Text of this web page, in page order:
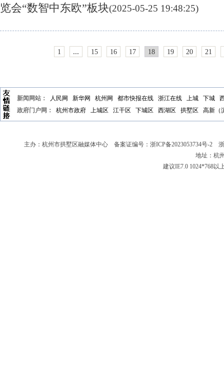
览会“数智中东欧”板块(2025-05-25 19:48:25)
1 ... 15 16 17 18 19 20 21
新闻网站： 人民网 新华网 杭州网 都市快报在线 浙江在线 上城 下城
政府门户网：
杭州市政府 上城区 江干区 下城区 西湖区 拱墅区 高新（
主办：杭州市拱墅区融媒体中心 备案证编号： 浙ICP备2023053734号-2 浙
地址：杭
建议IE7.0 1024*768